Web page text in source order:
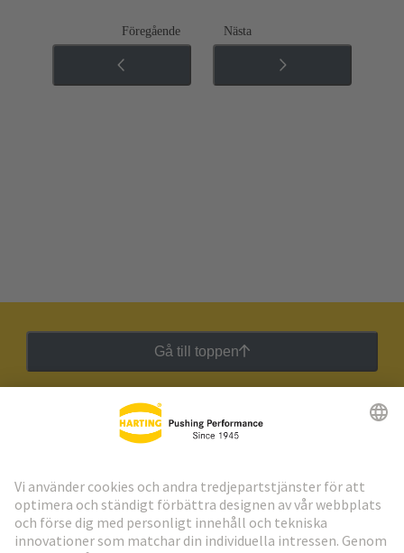
Föregående Nästa
Gå till toppen
HARTING:s nyhetsbrev
Gå till registrering